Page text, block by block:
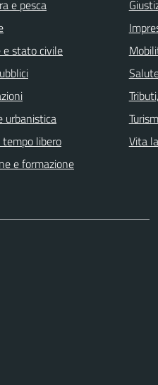
e pesca
e stato civile
urbanistica
libero
e formazione
Vita